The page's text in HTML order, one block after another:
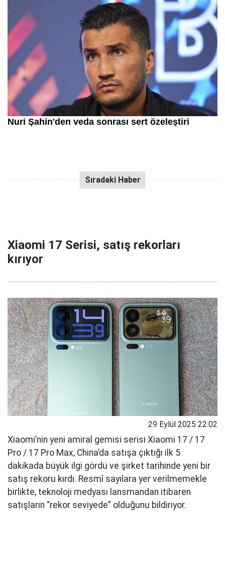
Xiaomi 17 Serisi, satış rekorları
kırıyor
29 Eylül 2025 22:02
Xiaomi’nin yeni amiral gemisi serisi Xiaomi 17 / 17
Pro / 17 Pro Max, China’da satışa çıktığı ilk 5
dakikada büyük ilgi gördü ve şirket tarihinde yeni bir
satış rekoru kırdı. Resmî sayılara yer verilmemekle
birlikte, teknoloji medyası lansmandan itibaren
satışların “rekor seviyede” olduğunu bildiriyor.